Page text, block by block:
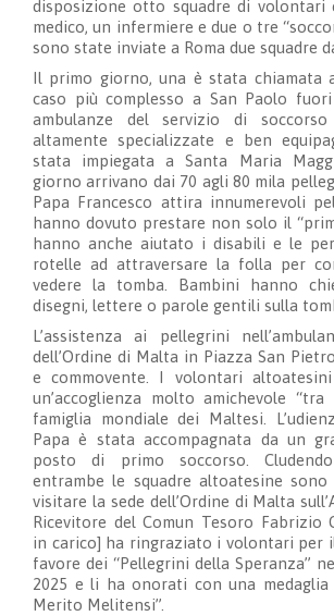
disposizione otto squadre di volontari
medico, un infermiere e due o tre
sono state inviate a Roma due squadre
Il primo giorno, una è stata chiamata
caso più complesso a San Paolo
ambulanze del servizio di
altamente specializzate e ben
stata impiegata a Santa Maria
giorno arrivano dai 70 agli 80 mila
Papa Francesco attira innumerevoli
hanno dovuto prestare non solo il
hanno anche aiutato i disabili e le
rotelle ad attraversare la folla per
vedere la tomba. Bambini hanno
disegni, lettere o parole gentili sulla
L’assistenza ai pellegrini
dell’Ordine di Malta in Piazza San
e commovente. I volontari
un’accoglienza molto amichevole
famiglia mondiale dei Maltesi.
Papa è stata accompagnata da un
posto di primo soccorso.
entrambe le squadre altoatesine
visitare la sede dell’Ordine di Malta
Ricevitore del Comun Tesoro Fabrizio
in carico] ha ringraziato i volontari per
favore dei “Pellegrini della Speranza”
2025 e li ha onorati con una medaglia
Merito Melitensi”.